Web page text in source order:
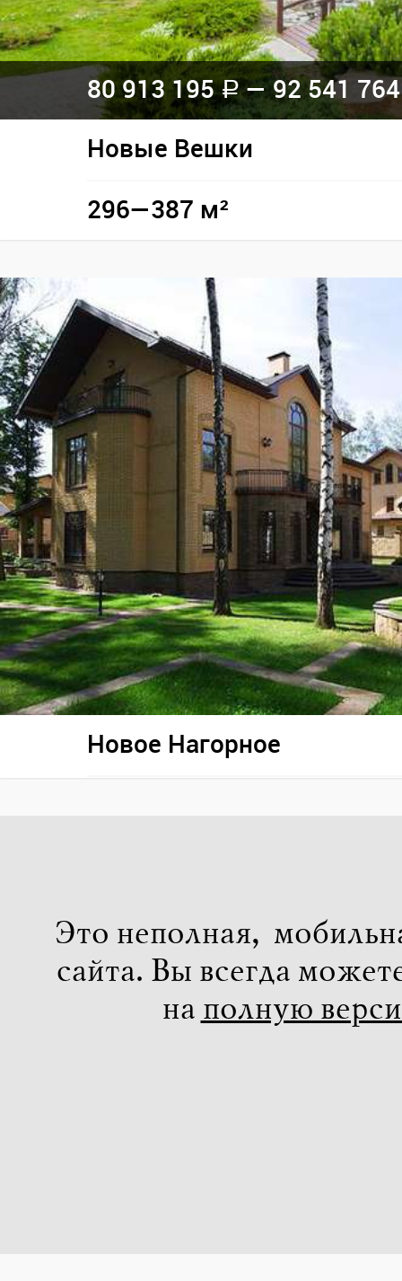
80 913 195a— 92 541
Новые Вешки
296—387 м²
Новое Нагорное
Это неполная,
сайта. Вы всегда
на полную